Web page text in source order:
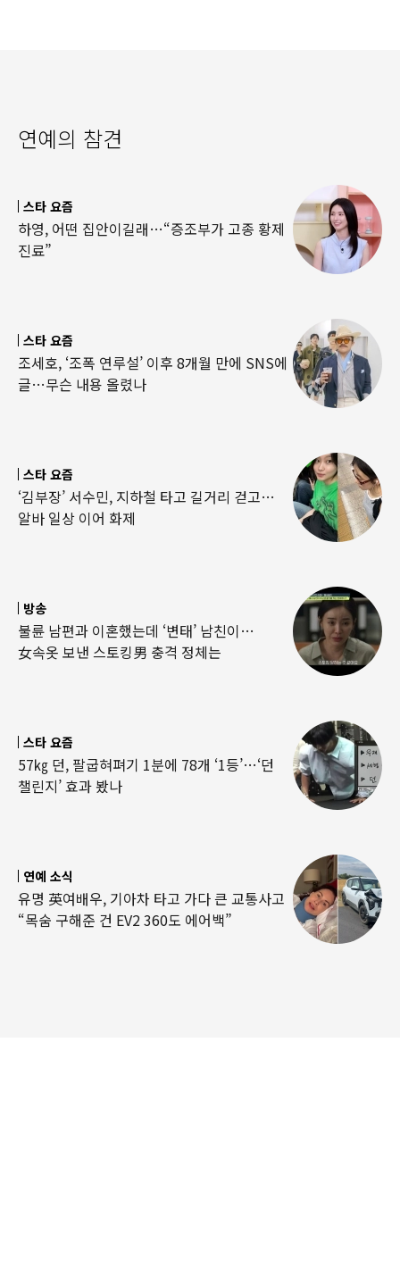
연예의 참견
스타 요즘
하영, 어떤 집안이길래…“증조부가 고종 황제
진료”
스타 요즘
조세호, ‘조폭 연루설’ 이후 8개월 만에 SNS에
글…무슨 내용 올렸나
스타 요즘
‘김부장’ 서수민, 지하철 타고 길거리 걷고…
알바 일상 이어 화제
방송
불륜 남편과 이혼했는데 ‘변태’ 남친이…
女속옷 보낸 스토킹男 충격 정체는
스타 요즘
57㎏ 던, 팔굽혀펴기 1분에 78개 ‘1등’…‘던
챌린지’ 효과 봤나
연예 소식
유명 英여배우, 기아차 타고 가다 큰 교통사고
“목숨 구해준 건 EV2 360도 에어백”